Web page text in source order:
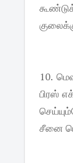
10.
பிரஸ்
சீனை